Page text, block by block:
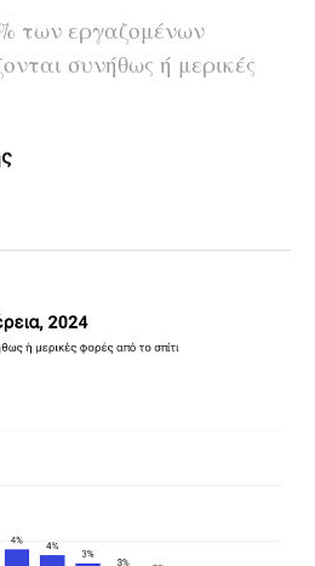
των εργαζομένων
συνήθως ή μερικές